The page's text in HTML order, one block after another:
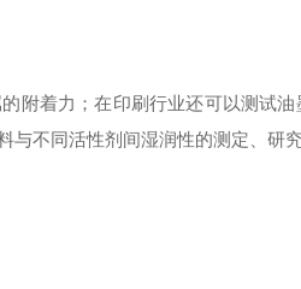
着力；在印刷行业还可以测试油
不同活性剂间湿润性的测定、研